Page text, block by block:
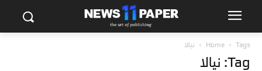
Home Tags نيالا
Tag: نيالا